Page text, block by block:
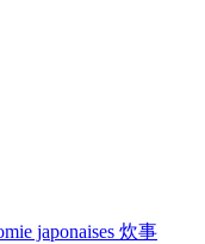
japonaises 炊事